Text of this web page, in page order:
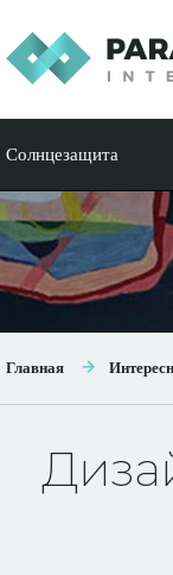
Солнцезащита
Главная